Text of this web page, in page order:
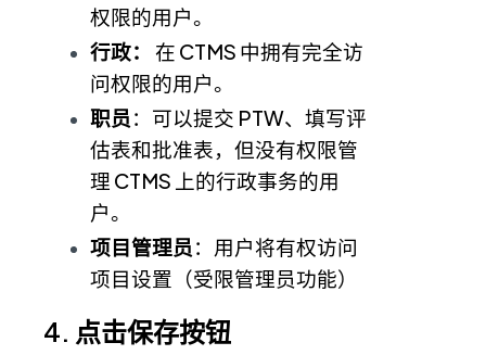
权限的用户。
行政：
在 CTMS 中拥有完全访
问权限的用户。
职员 ：可以提交 PTW、填写评
估表和批准表，但没有权限管
理 CTMS 上的行政事务的用
户。
项目管理员 ：用户将有权访问
项目设置（受限管理员功能）
4. 点击保存按钮